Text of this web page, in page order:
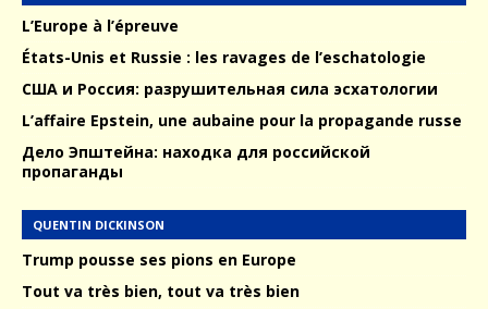
L’Europe à l’épreuve
États-Unis et Russie : les ravages de l’eschatologie
США и Россия: разрушительная сила эсхатологии
L’affaire Epstein, une aubaine pour la propagande russe
Дело Эпштейна: находка для российской
пропаганды
QUENTIN DICKINSON
Trump pousse ses pions en Europe
Tout va très bien, tout va très bien